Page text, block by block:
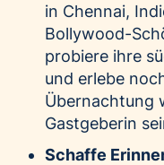
in Chennai,
Bollywood-
probiere ihre
und erlebe
Übernachtung
Gastgeberin
Schaffe